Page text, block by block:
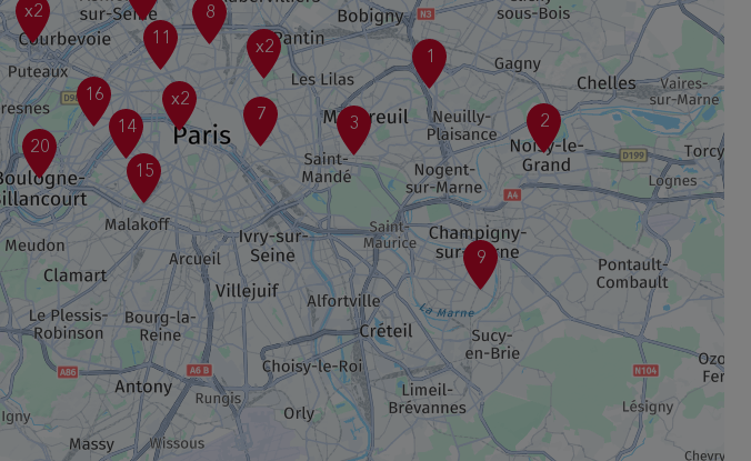
9
15
20
16
x2
14
11
x2
3
2
1
8
7
x2